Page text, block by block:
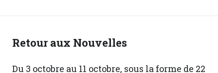
Retour aux Nouvelles
Du 3 octobre au 11 octobre, sous la forme de 22